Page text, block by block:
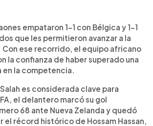
empataron 1-1 con Bélgica y 1-1
que les permitieron avanzar a la
ese recorrido, el equipo africano
la confianza de haber superado una
en la competencia.
es considerada clave para
el delantero marcó su gol
68 ante Nueva Zelanda y quedó
el récord histórico de Hossam Hassan,